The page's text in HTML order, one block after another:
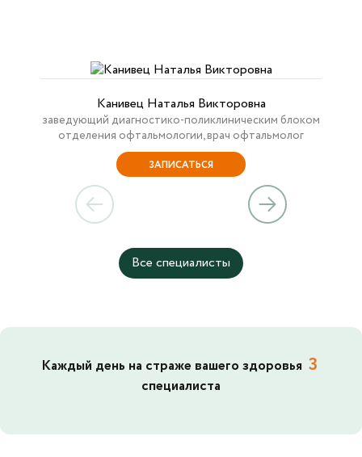
Канивец Наталья Викторовна
заведующий диагностико-поликлиническим блоком
отделения офтальмологии, врач офтальмолог
ЗАПИСАТЬСЯ
Все специалисты
Каждый день на страже вашего здоровья 3
специалиста